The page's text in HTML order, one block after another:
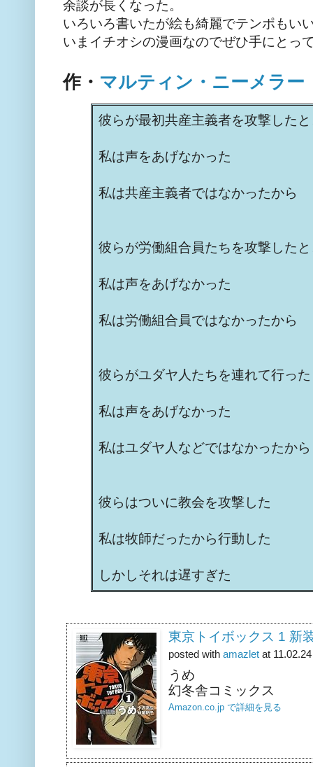
余談が長くなった。
いろいろ書いたが絵も綺麗でテンポもい
いまイチオシの漫画なのでぜひ手にとっ
作・ マルティン・ニーメラー
彼らが最初共産主義者を攻撃した
私は声をあげなかった
私は共産主義者ではなかったから
彼らが労働組合員たちを攻撃した
私は声をあげなかった
私は労働組合員ではなかったから
彼らがユダヤ人たちを連れて行っ
私は声をあげなかった
私はユダヤ人などではなかったから
彼らはついに教会を攻撃した
私は牧師だったから行動した
しかしそれは遅すぎた
東京トイボックス 1 新
posted with amazlet at 11.02.24
うめ
幻冬舎コミックス
Amazon.co.jp で詳細を見る